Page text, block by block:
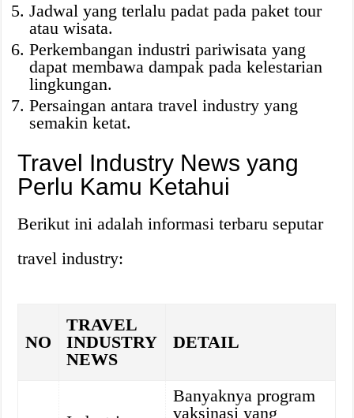
Jadwal yang terlalu padat pada paket tour
atau wisata.
Perkembangan industri pariwisata yang
dapat membawa dampak pada kelestarian
lingkungan.
Persaingan antara travel industry yang
semakin ketat.
Travel Industry News yang
Perlu Kamu Ketahui
Berikut ini adalah informasi terbaru seputar
travel industry:
NO
TRAVEL
INDUSTRY
NEWS
DETAIL
Banyaknya program
vaksinasi yang